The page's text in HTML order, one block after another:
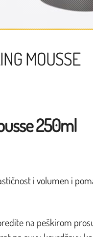
MOUSSE
250ml
i volumen i
na peškirom